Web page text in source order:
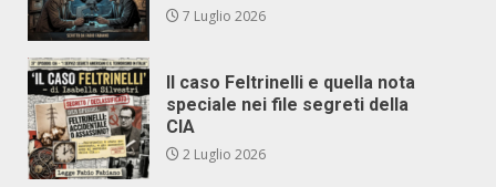
7 Luglio 2026
Il caso Feltrinelli e quella nota
speciale nei file segreti della
CIA
2 Luglio 2026